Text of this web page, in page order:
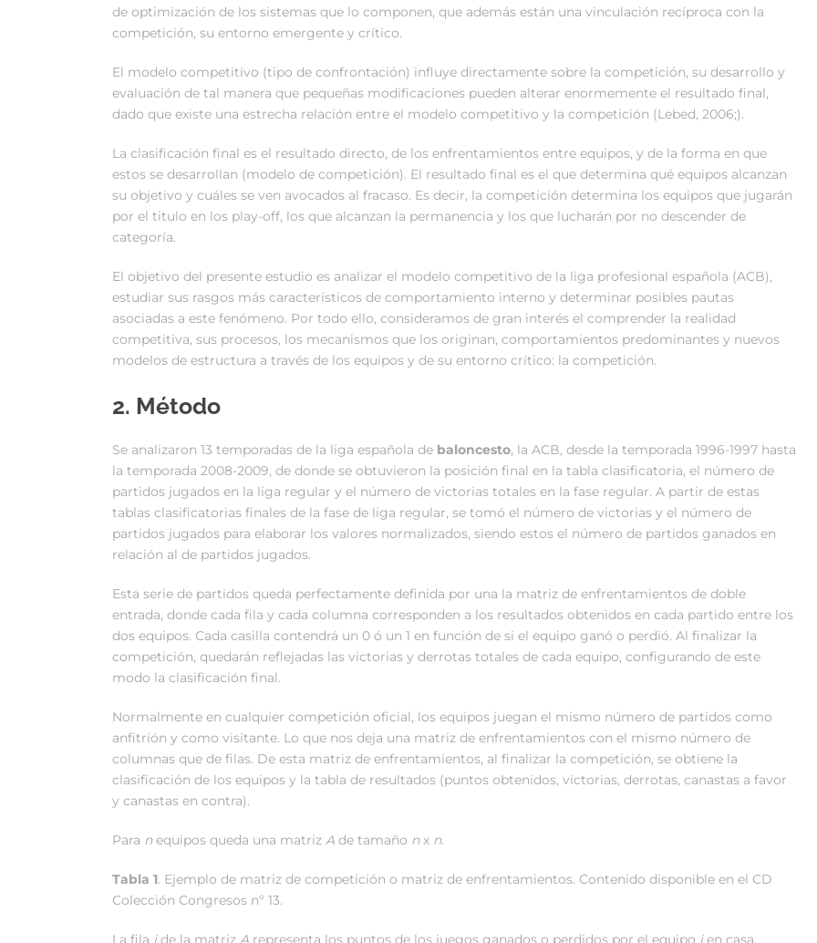
de optimización de los sistemas que lo componen, que además están una vinculación recíproca con la
competición, su entorno emergente y crítico.
El modelo competitivo (tipo de confrontación) influye directamente sobre la competición, su desarrollo y
evaluación de tal manera que pequeñas modificaciones pueden alterar enormemente el resultado final,
dado que existe una estrecha relación entre el modelo competitivo y la competición (Lebed, 2006;).
La clasificación final es el resultado directo, de los enfrentamientos entre equipos, y de la forma en que
estos se desarrollan (modelo de competición). El resultado final es el que determina qué equipos alcanzan
su objetivo y cuáles se ven avocados al fracaso. Es decir, la competición determina los equipos que jugarán
por el titulo en los play-off, los que alcanzan la permanencia y los que lucharán por no descender de
categoría.
El objetivo del presente estudio es analizar el modelo competitivo de la liga profesional española (ACB),
estudiar sus rasgos más característicos de comportamiento interno y determinar posibles pautas
asociadas a este fenómeno. Por todo ello, consideramos de gran interés el comprender la realidad
competitiva, sus procesos, los mecanismos que los originan, comportamientos predominantes y nuevos
modelos de estructura a través de los equipos y de su entorno crítico: la competición.
2. Método
Se analizaron 13 temporadas de la liga española de baloncesto, la ACB, desde la temporada 1996-1997 hasta
la temporada 2008-2009, de donde se obtuvieron la posición final en la tabla clasificatoria, el número de
partidos jugados en la liga regular y el número de victorias totales en la fase regular. A partir de estas
tablas clasificatorias finales de la fase de liga regular, se tomó el número de victorias y el número de
partidos jugados para elaborar los valores normalizados, siendo estos el número de partidos ganados en
relación al de partidos jugados.
Esta serie de partidos queda perfectamente definida por una la matriz de enfrentamientos de doble
entrada, donde cada fila y cada columna corresponden a los resultados obtenidos en cada partido entre los
dos equipos. Cada casilla contendrá un 0 ó un 1 en función de si el equipo ganó o perdió. Al finalizar la
competición, quedarán reflejadas las victorias y derrotas totales de cada equipo, configurando de este
modo la clasificación final.
Normalmente en cualquier competición oficial, los equipos juegan el mismo número de partidos como
anfitrión y como visitante. Lo que nos deja una matriz de enfrentamientos con el mismo número de
columnas que de filas. De esta matriz de enfrentamientos, al finalizar la competición, se obtiene la
clasificación de los equipos y la tabla de resultados (puntos obtenidos, victorias, derrotas, canastas a favor
y canastas en contra).
Para nequipos queda una matriz A de tamaño nx n.
Tabla 1. Ejemplo de matriz de competición o matriz de enfrentamientos. Contenido disponible en el CD
Colección Congresos nº 13.
La fila ide la matriz A representa los puntos de los juegos ganados o perdidos por el equipo ien casa.